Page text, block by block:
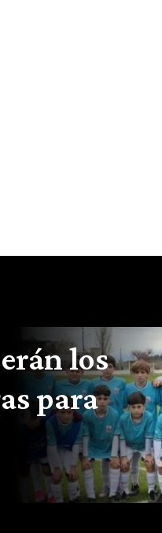
los
para